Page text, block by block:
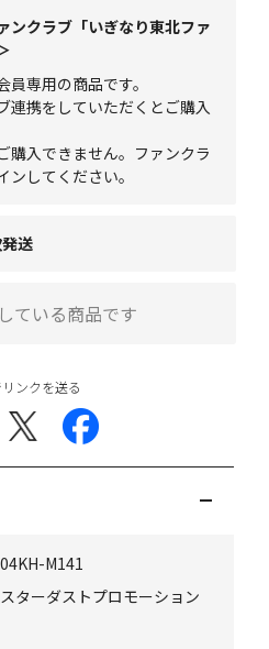
ンクラブ「いぎなり東北ファ
専用の商品です。
連携をしていただくとご購入
入できません。ファンクラ
してください。
送
ている商品です
ンクを送る
M141
ターダストプロモーション